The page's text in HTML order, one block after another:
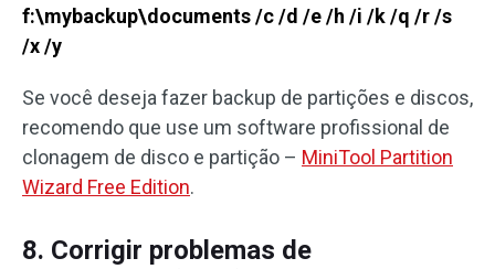
f:\mybackup\documents /c /d /e /h /i /k /q /r /s
/x /y
Se você deseja fazer backup de partições e discos,
recomendo que use um software profissional de
clonagem de disco e partição – MiniTool Partition
Wizard Free Edition.
8. Corrigir problemas de